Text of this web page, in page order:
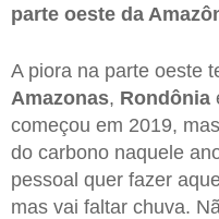
parte oeste da
A piora na parte oeste
Amazonas, Rondônia
começou em 2019,
do carbono naquele
pessoal quer fazer
mas vai faltar chuva.